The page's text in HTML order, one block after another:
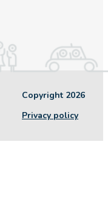
Copyright 2026
Privacy policy